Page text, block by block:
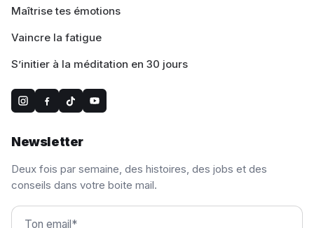
Maîtrise tes émotions
Vaincre la fatigue
S’initier à la méditation en 30 jours
Newsletter
Deux fois par semaine, des histoires, des jobs et des
conseils dans votre boite mail.